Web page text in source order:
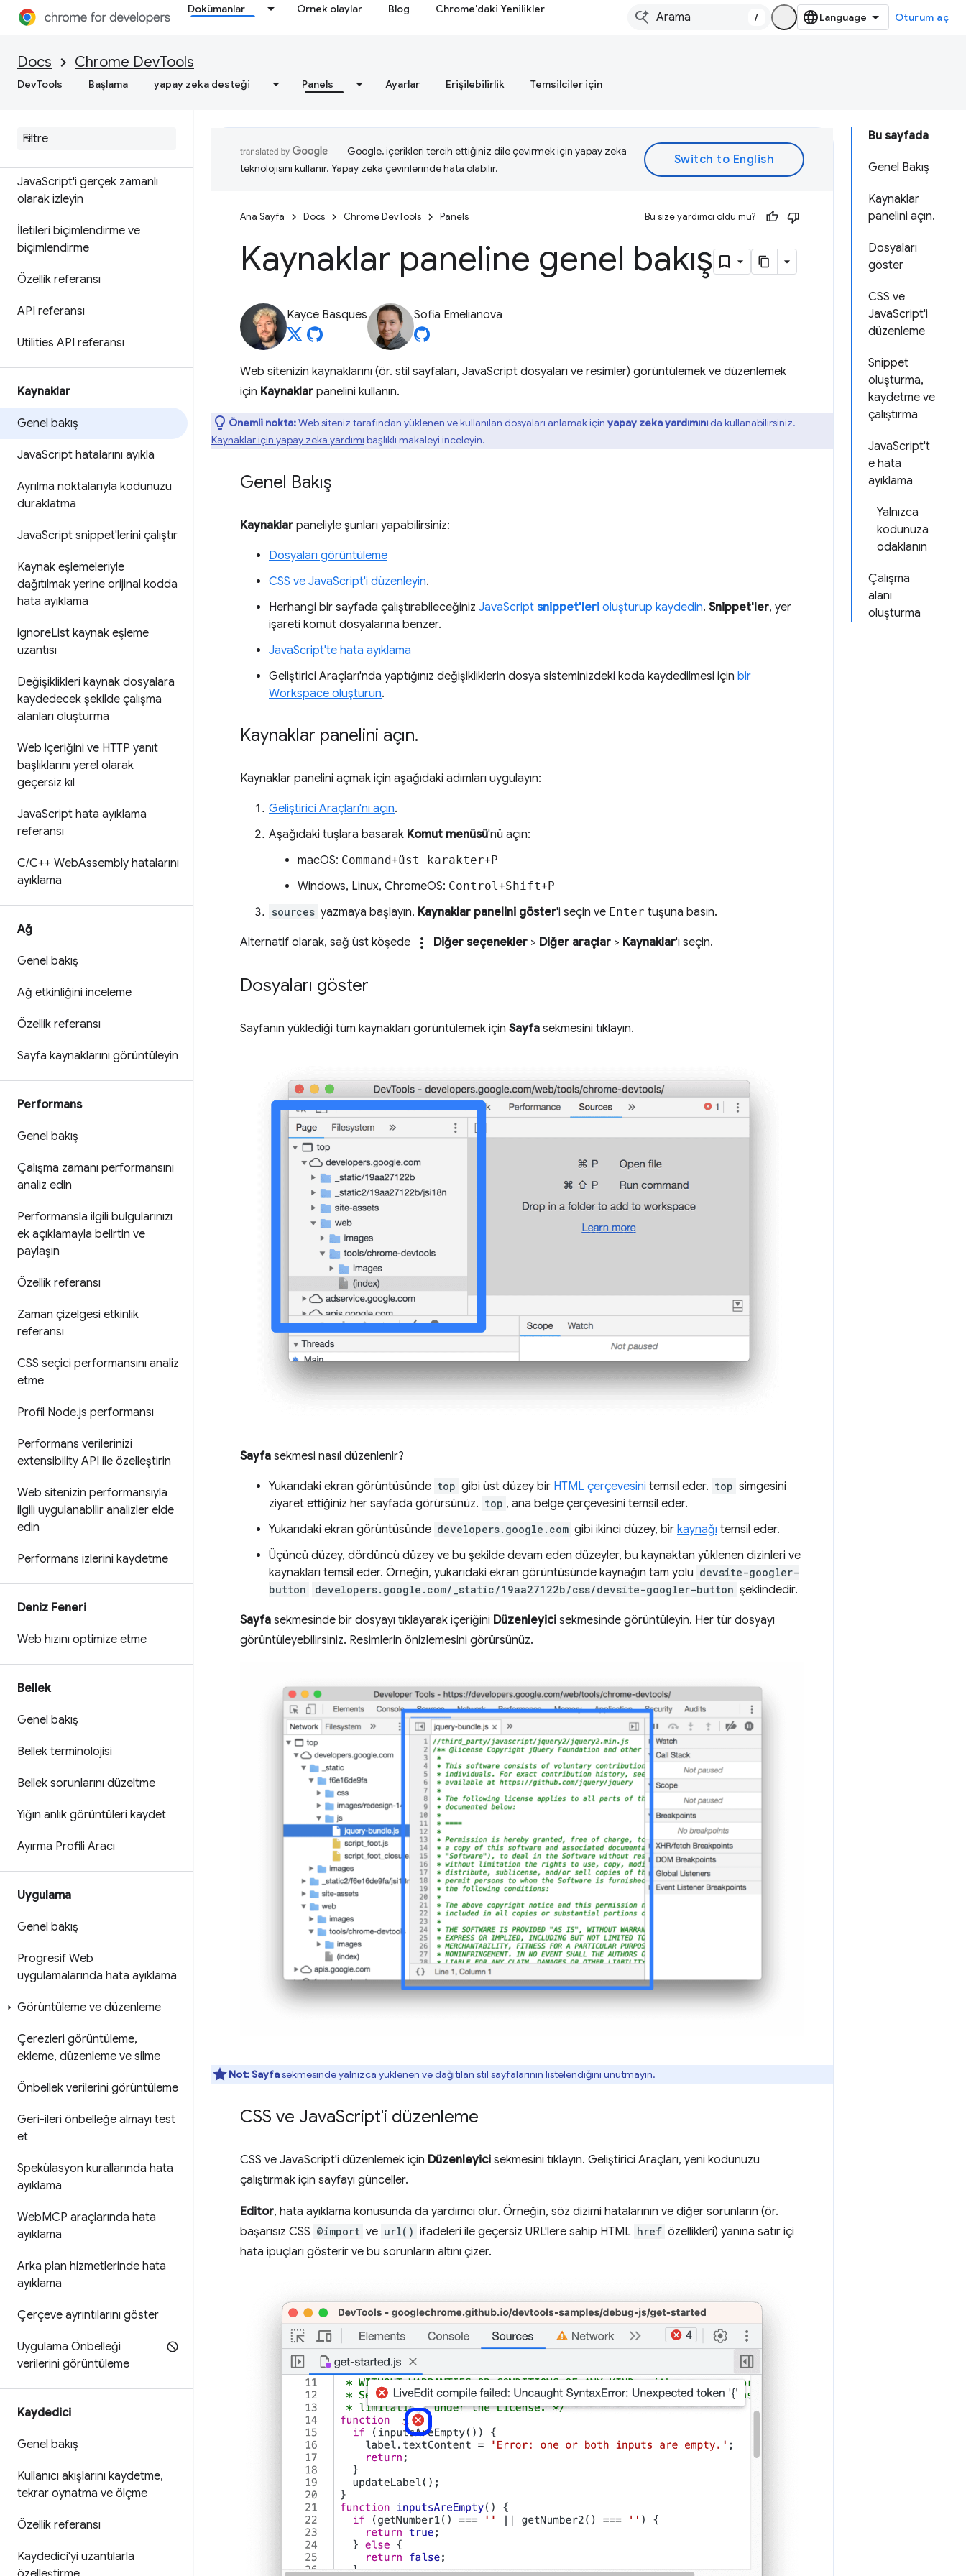
Dokümanlar Örnek olaylar Blog Chrome'daki Yenilikler
/ Oturum aç
Docs Chrome DevTools
DevTools Başlama yapay zeka desteği Panels Ayarlar Erişilebilirlik Temsilciler için
Konsol
Konsol analizleriyle hataları ve
uyarıları anlama
JavaScript'i gerçek zamanlı
olarak izleyin
İletileri biçimlendirme ve
biçimlendirme
Özellik referansı
API referansı
Utilities API referansı
Kaynaklar
Genel bakış
JavaScript hatalarını ayıkla
Ayrılma noktalarıyla kodunuzu
duraklatma
JavaScript snippet'lerini çalıştır
Kaynak eşlemeleriyle
dağıtılmak yerine orijinal kodda
hata ayıklama
ignoreList kaynak eşleme
uzantısı
Değişiklikleri kaynak dosyalara
kaydedecek şekilde çalışma
alanları oluşturma
Web içeriğini ve HTTP yanıt
başlıklarını yerel olarak
geçersiz kıl
JavaScript hata ayıklama
referansı
C/C++ WebAssembly hatalarını
ayıklama
Ağ
Genel bakış
Ağ etkinliğini inceleme
Özellik referansı
Sayfa kaynaklarını görüntüleyin
Performans
Genel bakış
Çalışma zamanı performansını
analiz edin
Performansla ilgili bulgularınızı
ek açıklamayla belirtin ve
paylaşın
Özellik referansı
Zaman çizelgesi etkinlik
referansı
CSS seçici performansını analiz
etme
Profil Node.js performansı
Performans verilerinizi
extensibility API ile özelleştirin
Web sitenizin performansıyla
ilgili uygulanabilir analizler elde
edin
Performans izlerini kaydetme
Deniz Feneri
Web hızını optimize etme
Bellek
Genel bakış
Bellek terminolojisi
Bellek sorunlarını düzeltme
Yığın anlık görüntüleri kaydet
Ayırma Profili Aracı
Uygulama
Genel bakış
Progresif Web
uygulamalarında hata ayıklama
Görüntüleme ve düzenleme
Çerezleri görüntüleme,
ekleme, düzenleme ve silme
Önbellek verilerini görüntüleme
Geri-ileri önbelleğe almayı test
et
Spekülasyon kurallarında hata
ayıklama
WebMCP araçlarında hata
ayıklama
Arka plan hizmetlerinde hata
ayıklama
Çerçeve ayrıntılarını göster
Uygulama Önbelleği
verilerini görüntüleme
Kaydedici
Genel bakış
Kullanıcı akışlarını kaydetme,
tekrar oynatma ve ölçme
Özellik referansı
Kaydedici'yi uzantılarla
Bu sayfada
Genel Bakış
Kaynaklar
panelini açın.
Dosyaları
göster
CSS ve
JavaScript'i
düzenleme
Snippet
oluşturma,
kaydetme ve
çalıştırma
JavaScript't
e hata
ayıklama
Yalnızca
kodunuza
odaklanın
Çalışma
alanı
oluşturma
Google, içerikleri tercih ettiğiniz dile çevirmek için yapay zeka
teknolojisini kullanır. Yapay zeka çevirilerinde hata olabilir.
Ana Sayfa Docs Chrome DevTools Panels Bu size yardımcı oldu mu?
Kaynaklar paneline genel bakış
Kayce Basques Sofia Emelianova
Web sitenizin kaynaklarını (ör. stil sayfaları, JavaScript dosyaları ve resimler) görüntülemek ve düzenlemek
için Kaynaklar panelini kullanın.
Önemli nokta:Web siteniz tarafından yüklenen ve kullanılan dosyaları anlamak için yapay zeka yardımınıda kullanabilirsiniz.
Kaynaklar için yapay zeka yardımı başlıklı makaleyi inceleyin.
Genel Bakış
Kaynaklar paneliyle şunları yapabilirsiniz:
Dosyaları görüntüleme
CSS ve JavaScript'i düzenleyin.
Herhangi bir sayfada çalıştırabileceğiniz JavaScript snippet'leri oluşturup kaydedin. Snippet'ler, yer
işareti komut dosyalarına benzer.
JavaScript'te hata ayıklama
Geliştirici Araçları'nda yaptığınız değişikliklerin dosya sisteminizdeki koda kaydedilmesi için bir
Workspace oluşturun.
Kaynaklar panelini açın.
Kaynaklar panelini açmak için aşağıdaki adımları uygulayın:
Geliştirici Araçları'nı açın.
Aşağıdaki tuşlara basarak Komut menüsü'nü açın:
macOS: Command+üst karakter+P
Windows, Linux, ChromeOS: Control+Shift+P
sources yazmaya başlayın, Kaynaklar panelini göster'i seçin ve Enter tuşuna basın.
Alternatif olarak, sağ üst köşede more_vert Diğer seçenekler > Diğer araçlar > Kaynaklar'ı seçin.
Dosyaları göster
Sayfanın yüklediği tüm kaynakları görüntülemek için Sayfa sekmesini tıklayın.
Sayfa sekmesi nasıl düzenlenir?
Yukarıdaki ekran görüntüsünde top gibi üst düzey bir HTML çerçevesini temsil eder. top simgesini
ziyaret ettiğiniz her sayfada görürsünüz. top , ana belge çerçevesini temsil eder.
Yukarıdaki ekran görüntüsünde developers.google.com gibi ikinci düzey, bir kaynağı temsil eder.
Üçüncü düzey, dördüncü düzey ve bu şekilde devam eden düzeyler, bu kaynaktan yüklenen dizinleri ve
kaynakları temsil eder. Örneğin, yukarıdaki ekran görüntüsünde kaynağın tam yolu devsite-googler-
button
developers.google.com/_static/19aa27122b/css/devsite-googler-button şeklindedir.
Sayfa sekmesinde bir dosyayı tıklayarak içeriğini Düzenleyici sekmesinde görüntüleyin. Her tür dosyayı
görüntüleyebilirsiniz. Resimlerin önizlemesini görürsünüz.
Not:Sayfasekmesinde yalnızca yüklenen ve dağıtılan stil sayfalarının listelendiğini unutmayın.
CSS ve JavaScript'i düzenleme
CSS ve JavaScript'i düzenlemek için Düzenleyici sekmesini tıklayın. Geliştirici Araçları, yeni kodunuzu
çalıştırmak için sayfayı günceller.
Editor, hata ayıklama konusunda da yardımcı olur. Örneğin, söz dizimi hatalarının ve diğer sorunların (ör.
başarısız CSS @import ve url() ifadeleri ile geçersiz URL'lere sahip HTML href özellikleri) yanına satır içi
hata ipuçları gösterir ve bu sorunların altını çizer.